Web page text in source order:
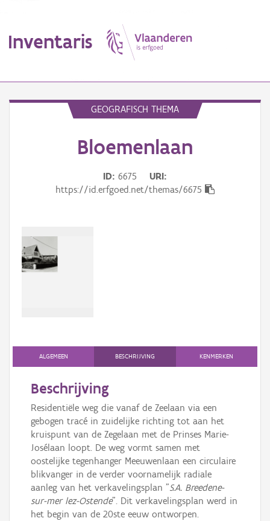
Inventaris
Gebeurtenis
Aanmelden
GEOGRAFISCH THEMA
Bloemenlaan
ID 6675
URI
https://id.erfgoed.net/themas/6675
ALGEMEEN BESCHRIJVING KENMERKEN
Beschrijving
Residentiële weg die vanaf de Zeelaan via een
gebogen tracé in zuidelijke richting tot aan het
kruispunt van de Zegelaan met de Prinses Marie-
Josélaan loopt. De weg vormt samen met
oostelijke tegenhanger Meeuwenlaan een circulaire
blikvanger in de verder voornamelijk radiale
aanleg van het verkavelingsplan "S.A. Breedene-
sur-mer lez-Ostende". Dit verkavelingsplan werd in
het begin van de 20ste eeuw ontworpen.